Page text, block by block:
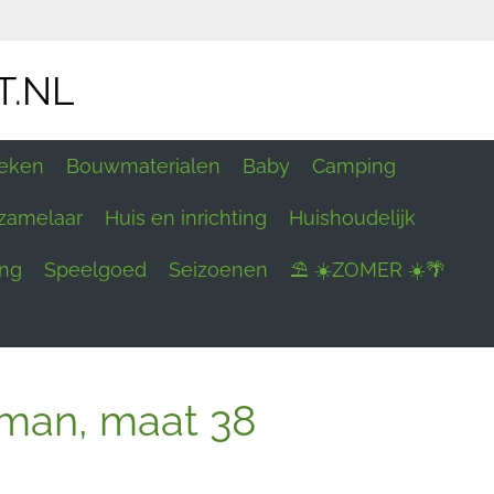
Bouwmaterialen Baby Camping
Huis en inrichting Huishoudelijk
Speelgoed Seizoenen ⛱ ☀️ZOMER ☀️🌴
maat 38